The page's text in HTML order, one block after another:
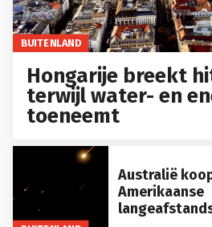
BUITENLAND
Hongarije breekt
terwijl water- en
toeneemt
Australië
Amerikaanse